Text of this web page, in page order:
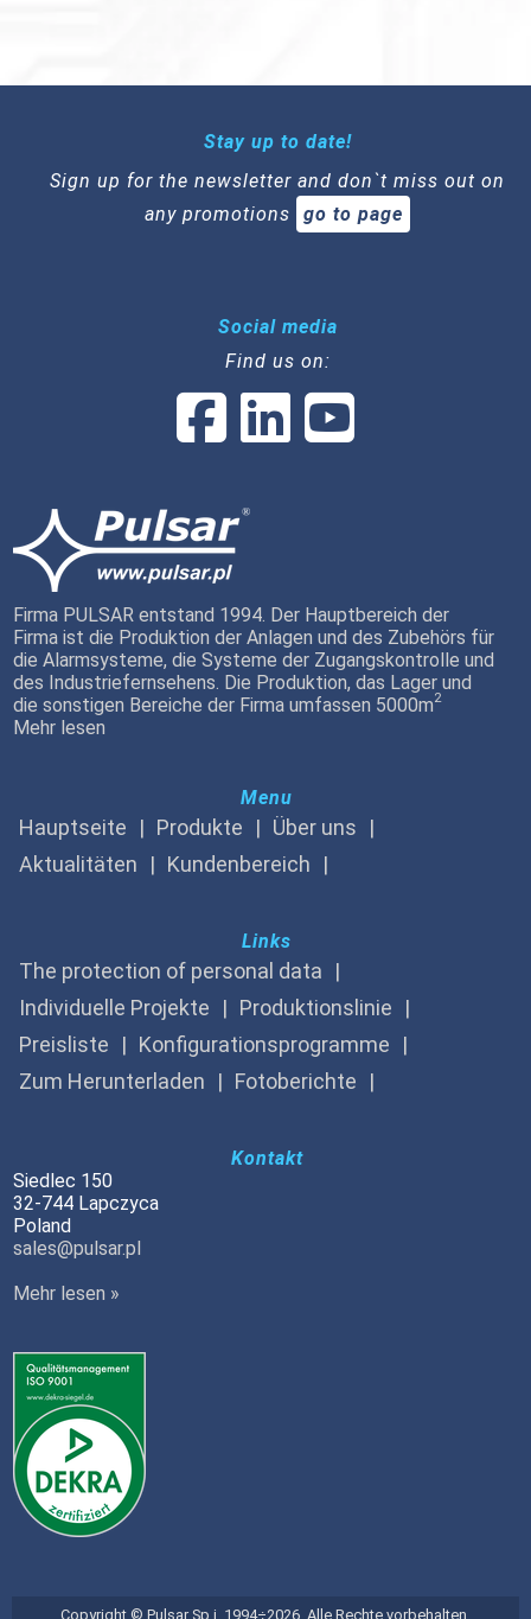
Stay up to date!
Sign up for the newsletter and don`t miss out on
any promotions
go to page
Social media
Find us on:
Firma PULSAR entstand 1994. Der Hauptbereich der
Firma ist die Produktion der Anlagen und des Zubehörs für
die Alarmsysteme, die Systeme der Zugangskontrolle und
des Industriefernsehens. Die Produktion, das Lager und
die sonstigen Bereiche der Firma umfassen 5000m2
Mehr lesen
Menu
Hauptseite Produkte
Über uns
Aktualitäten
Kundenbereich
Links
The protection of personal data
Individuelle Projekte
Produktionslinie
Preisliste
Konfigurationsprogramme
Zum Herunterladen
Fotoberichte
Kontakt
Siedlec 150
32-744 Lapczyca
Poland
sales@pulsar.pl
Mehr lesen »
Copyright © Pulsar Sp.j. 1994÷2026. Alle Rechte vorbehalten.